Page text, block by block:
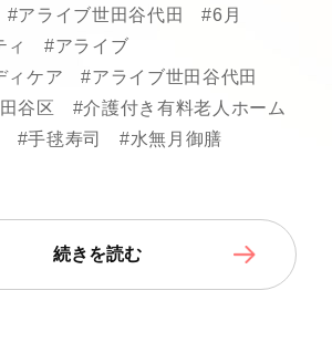
#アライブ世田谷代田
#6月
ィ
#アライブ
ィケア
#アライブ世田谷代田
谷区
#介護付き有料老人ホーム
#手毬寿司
#水無月御膳
続きを読む